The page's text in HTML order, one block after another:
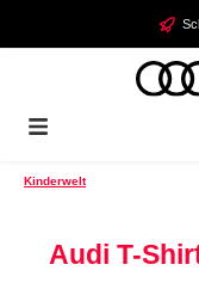
Zum Hauptinhalt springen
Kinderwelt
Audi T-